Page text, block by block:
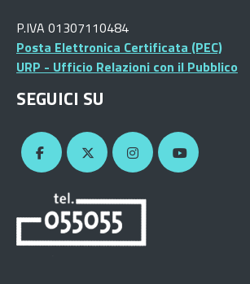
P.IVA 01307110484
Posta Elettronica Certificata (PEC)
URP - Ufficio Relazioni con il Pubblico
SEGUICI SU